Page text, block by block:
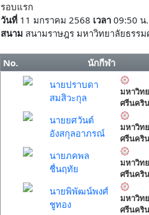
รอบแรก
วันที่ 11 มกราคม 2568 เวลา 09:50 น.
สนาม สนามราษฎร มหาวิทยาลัยธรร
No. นักกีฬา
นายปราบดา
สมสิวะกุล
มหาวิท
ศรีนคริ
นายยศวันต์
อังสกุลอาภรณ์
มหาวิท
ศรีนคริ
นายภคพล
ชื่นฤทัย
มหาวิท
ศรีนคริ
นายพิพัฒน์พงศ์
ชูทอง
มหาวิท
ศรีนคริ